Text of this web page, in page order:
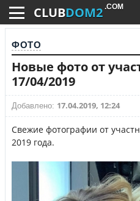
CLUBDOM2 .COM
ФОТО
Новые фото от
17/04/2019
Добавлено: 17.04.2019, 12:24
Свежие фотографии от
2019 года.